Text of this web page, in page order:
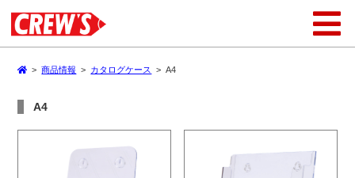
>商品情報 > カタログケース >A4
A4